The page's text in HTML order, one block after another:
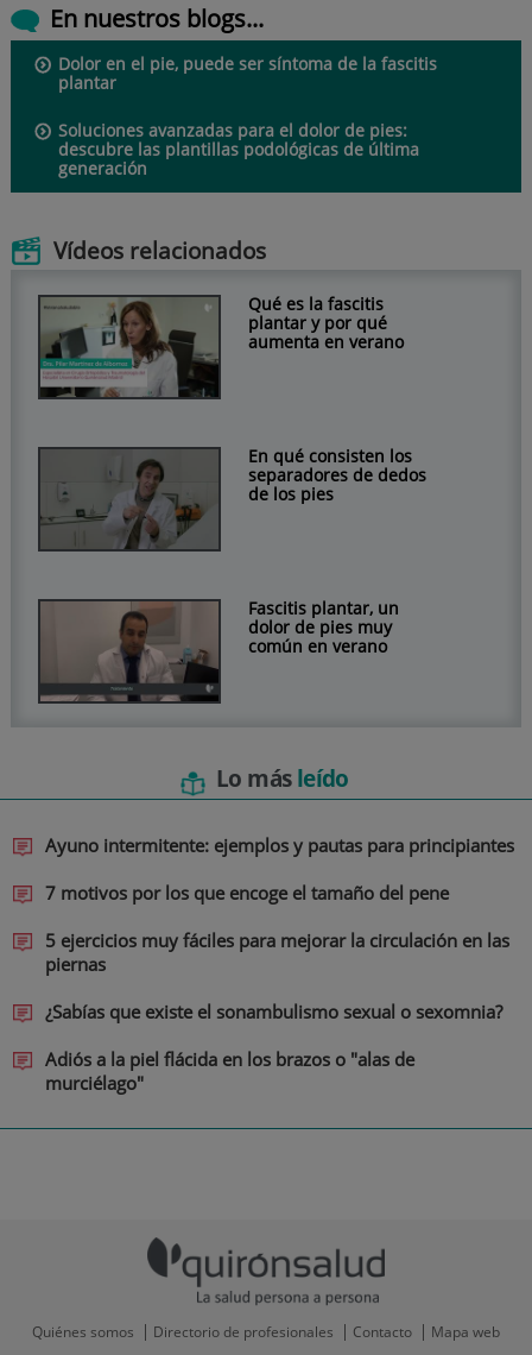
En nuestros blogs...
Dolor en el pie, puede ser síntoma de la fascitis
plantar
Soluciones avanzadas para el dolor de pies:
descubre las plantillas podológicas de última
generación
Vídeos relacionados
Qué es la fascitis
plantar y por qué
aumenta en verano
En qué consisten los
separadores de dedos
de los pies
Fascitis plantar, un
dolor de pies muy
común en verano
Lo másleído
Ayuno intermitente: ejemplos y pautas para principiantes
7 motivos por los que encoge el tamaño del pene
5 ejercicios muy fáciles para mejorar la circulación en las
piernas
¿Sabías que existe el sonambulismo sexual o sexomnia?
Adiós a la piel flácida en los brazos o "alas de
murciélago"
Quiénes somos Directorio de profesionales Contacto Mapa web